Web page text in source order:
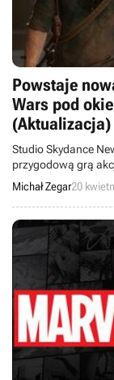
Powstaje
Wars pod
(Aktualizacja)
Studio Skydance
przygodową grą
całością ma czuwać
serii Uncharted, a
Michał Zegar20